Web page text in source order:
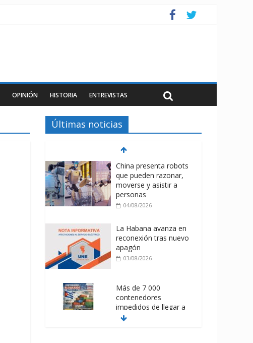
OPINIÓN HISTORIA ENTREVISTAS
Últimas noticias
China presenta robots
que pueden razonar,
moverse y asistir a
personas
04/08/2026
La Habana avanza en
reconexión tras nuevo
apagón
03/08/2026
Más de 7 000
contenedores
impedidos de llegar a
Cuba